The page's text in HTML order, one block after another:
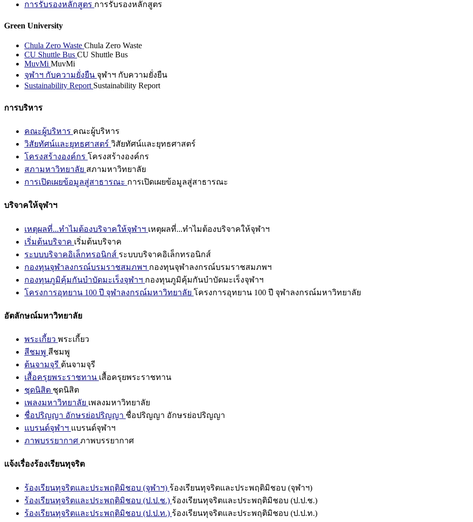
การรับรองหลักสูตร การรับรองหลักสูตร
Green University
Chula Zero Waste Chula Zero Waste
CU Shuttle Bus CU Shuttle Bus
MuvMi MuvMi
จุฬาฯ กับความยั่งยืน จุฬาฯ กับความยั่งยืน
Sustainability Report Sustainability Report
การบริหาร
คณะผู้บริหาร คณะผู้บริหาร
วิสัยทัศน์และยุทธศาสตร์ วิสัยทัศน์และยุทธศาสตร์
โครงสร้างองค์กร โครงสร้างองค์กร
สภามหาวิทยาลัย สภามหาวิทยาลัย
การเปิดเผยข้อมูลสู่สาธารณะ การเปิดเผยข้อมูลสู่สาธารณะ
บริจาคให้จุฬาฯ
เหตุผลที่...ทำไมต้องบริจาคให้จุฬาฯ เหตุผลที่...ทำไมต้องบริจาคให้จุฬาฯ
เริ่มต้นบริจาค เริ่มต้นบริจาค
ระบบบริจาคอิเล็กทรอนิกส์ ระบบบริจาคอิเล็กทรอนิกส์
กองทุนจุฬาลงกรณ์บรมราชสมภพฯ กองทุนจุฬาลงกรณ์บรมราชสมภพฯ
กองทุนภูมิคุ้มกันบำบัดมะเร็งจุฬาฯ กองทุนภูมิคุ้มกันบำบัดมะเร็งจุฬาฯ
โครงการอุทยาน 100 ปี จุฬาลงกรณ์มหาวิทยาลัย โครงการอุทยาน 100 ปี จุฬาลงกรณ์มหาวิทยาลัย
อัตลักษณ์มหาวิทยาลัย
พระเกี้ยว พระเกี้ยว
สีชมพู สีชมพู
ต้นจามจุรี ต้นจามจุรี
เสื้อครุยพระราชทาน เสื้อครุยพระราชทาน
ชุดนิสิต ชุดนิสิต
เพลงมหาวิทยาลัย เพลงมหาวิทยาลัย
ชื่อปริญญา อักษรย่อปริญญา ชื่อปริญญา อักษรย่อปริญญา
แบรนด์จุฬาฯ แบรนด์จุฬาฯ
ภาพบรรยากาศ ภาพบรรยากาศ
แจ้งเรื่องร้องเรียนทุจริต
ร้องเรียนทุจริตและประพฤติมิชอบ (จุฬาฯ) ร้องเรียนทุจริตและประพฤติมิชอบ (จุฬาฯ)
ร้องเรียนทุจริตและประพฤติมิชอบ (ป.ป.ช.) ร้องเรียนทุจริตและประพฤติมิชอบ (ป.ป.ช.)
ร้องเรียนทุจริตและประพฤติมิชอบ (ป.ป.ท.) ร้องเรียนทุจริตและประพฤติมิชอบ (ป.ป.ท.)